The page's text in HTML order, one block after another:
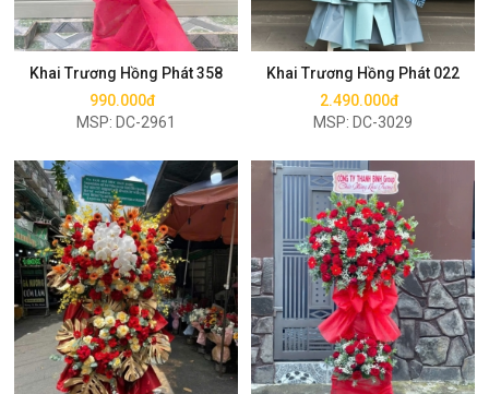
Khai Trương Hồng Phát 358
990.000đ
MSP: DC-2961
Mua ngay
Khai Trương Hồng Phát 022
2.490.000đ
MSP: DC-3029
Mua ngay